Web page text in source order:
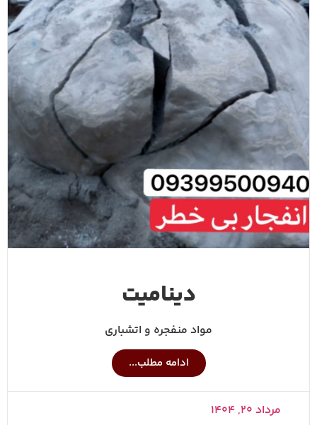
دینامیت
مواد منفجره و اتشباری
ادامه مطلب...
مرداد ۲۰, ۱۴۰۴